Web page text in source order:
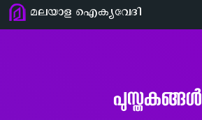
മലയാള ഐക്യവേദി
പുസ്തകങ്ങൾ